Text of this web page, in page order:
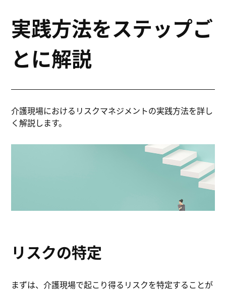
実践方法をステップご
とに解説
介護現場におけるリスクマネジメントの実践方法を詳し
く解説します。
リスクの特定
まずは、介護現場で起こり得るリスクを特定することが